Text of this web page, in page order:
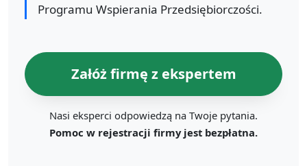
Programu Wspierania Przedsiębiorczości.
Załóż firmę z ekspertem
Nasi eksperci odpowiedzą na Twoje pytania.
Pomoc w rejestracji firmy jest bezpłatna.